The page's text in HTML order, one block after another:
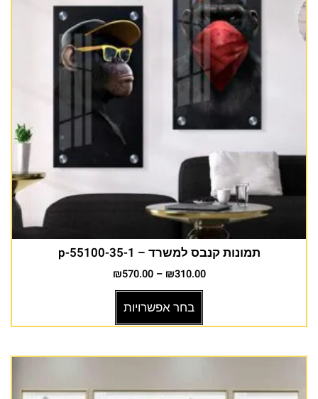
תמונות קנבס למשרד – p-55100-35-1
₪310.00
–
₪570.00
בחר אפשרויות